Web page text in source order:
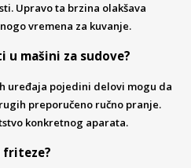
Upravo ta brzina olakšava
vremena za kuvanje.
u mašini za sudove?
uređaja pojedini delovi mogu da
preporučeno ručno pranje.
konkretnog aparata.
friteze?